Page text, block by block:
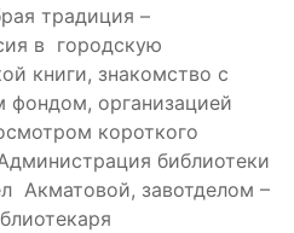
традиция –
в городскую
книги, знакомство с
организацией
короткого
библиотеки
Акматовой, завотделом –